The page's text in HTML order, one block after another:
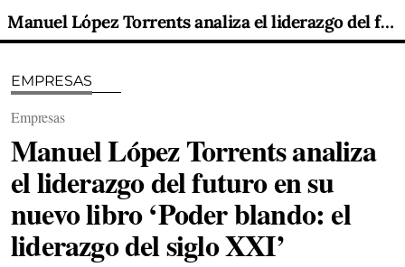
Manuel López Torrents analiza el liderazgo del futuro en su nuevo libro ‘Poder blando: el liderazgo del siglo XXI’
EMPRESAS
Empresas
Manuel López Torrents analiza
el liderazgo del futuro en su
nuevo libro ‘Poder blando: el
liderazgo del siglo XXI’